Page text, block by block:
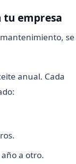
tu empresa
se
anual. Cada
a otro.